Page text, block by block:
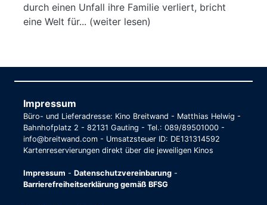
durch einen Unfall ihre Familie verliert, bricht
eine Welt für... (weiter lesen)
Impressum
Büro- und Lieferadresse: Kino Breitwand - Matthias Helwig -
Bahnhofplatz 2 - 82131 Gauting - Tel.: 089/89501000 -
info@breitwand.com - Umsatzsteuer ID: DE131314592
Kartenreservierungen direkt über die jeweiligen Kinos
Impressum - Datenschutzvereinbarung -
Barrierefreiheitserklärung gemäß BFSG